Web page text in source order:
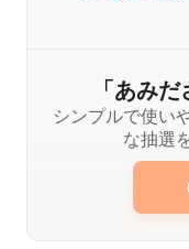
「あみ
シンプルで使い
な抽選